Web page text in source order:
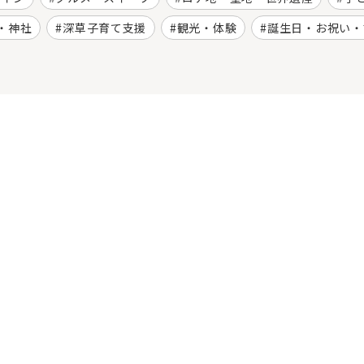
神社
深草子育て支援 観光・体験 誕生日・お祝い